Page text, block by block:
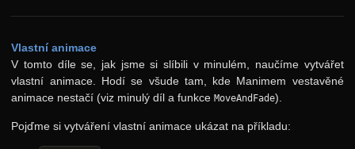
Vlastní animace
V tomto díle se, jak jsme si slíbili v minulém, naučíme vytvářet
vlastní animace. Hodí se všude tam, kde Manimem vestavěné
animace nestačí (viz minulý díl a funkceMoveAndFade).
Pojďme si vytváření vlastní animace ukázat na příkladu: